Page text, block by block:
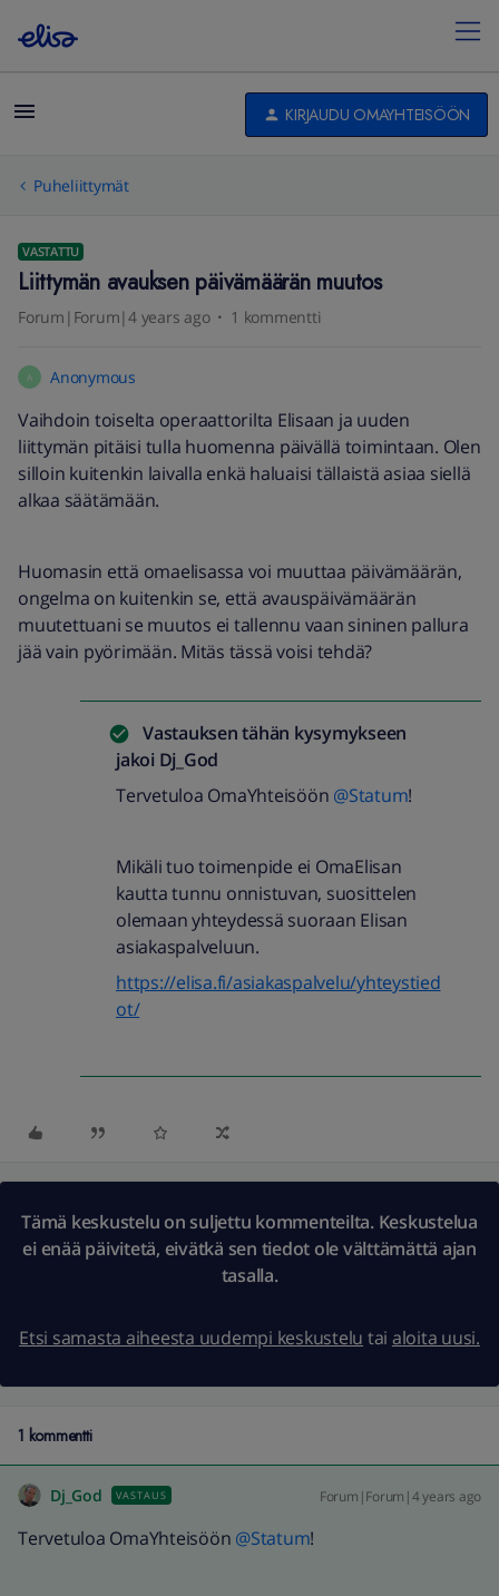
KIRJAUDU OMAYHTEISÖÖN
Puheliittymät
VASTATTU
Liittymän avauksen päivämäärän muutos
Forum|Forum|4 years ago 1 kommentti
A Anonymous
Vaihdoin toiselta operaattorilta Elisaan ja uuden
liittymän pitäisi tulla huomenna päivällä toimintaan. Olen
silloin kuitenkin laivalla enkä haluaisi tällaistä asiaa siellä
alkaa säätämään.
Huomasin että omaelisassa voi muuttaa päivämäärän,
ongelma on kuitenkin se, että avauspäivämäärän
muutettuani se muutos ei tallennu vaan sininen pallura
jää vain pyörimään. Mitäs tässä voisi tehdä?
Vastauksen tähän kysymykseen
jakoi Dj_God
Tervetuloa OmaYhteisöön @Statum!
Mikäli tuo toimenpide ei OmaElisan
kautta tunnu onnistuvan, suosittelen
olemaan yhteydessä suoraan Elisan
asiakaspalveluun.
https://elisa.fi/asiakaspalvelu/yhteystied
ot/
Tämä keskustelu on suljettu kommenteilta. Keskustelua
ei enää päivitetä, eivätkä sen tiedot ole välttämättä ajan
tasalla.
Etsi samasta aiheesta uudempi keskustelu tai aloita uusi.
1 kommentti
Dj_God VASTAUS Forum|Forum|4 years ago
Tervetuloa OmaYhteisöön @Statum!